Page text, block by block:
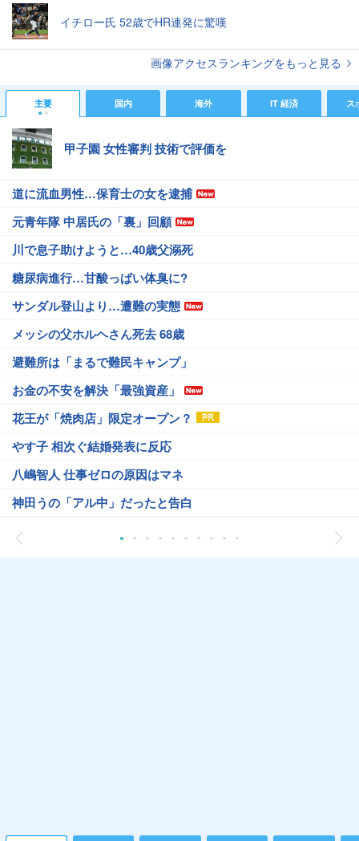
イチロー氏 52歳でHR連発に驚嘆
画像アクセスランキングをもっと見る
主要 国内 海外 IT 経済 ス
甲子園 女性審判 技術で評価を
道に流血男性…保育士の女を逮捕
元青年隊 中居氏の「裏」回顧
川で息子助けようと…40歳父溺死
糖尿病進行…甘酸っぱい体臭に?
サンダル登山より…遭難の実態
メッシの父ホルヘさん死去 68歳
避難所は「まるで難民キャンプ」
お金の不安を解決「最強資産」
花王が「焼肉店」限定オープン？
やす子 相次ぐ結婚発表に反応
八嶋智人 仕事ゼロの原因はマネ
神田うの「アル中」だったと告白